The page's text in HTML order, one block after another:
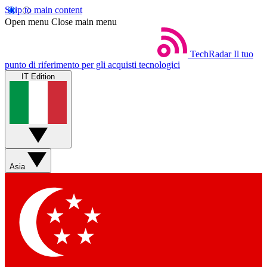
Skip to main content
Open menu Close main menu
TechRadar Il tuo
punto di riferimento per gli acquisti tecnologici
IT Edition
Asia